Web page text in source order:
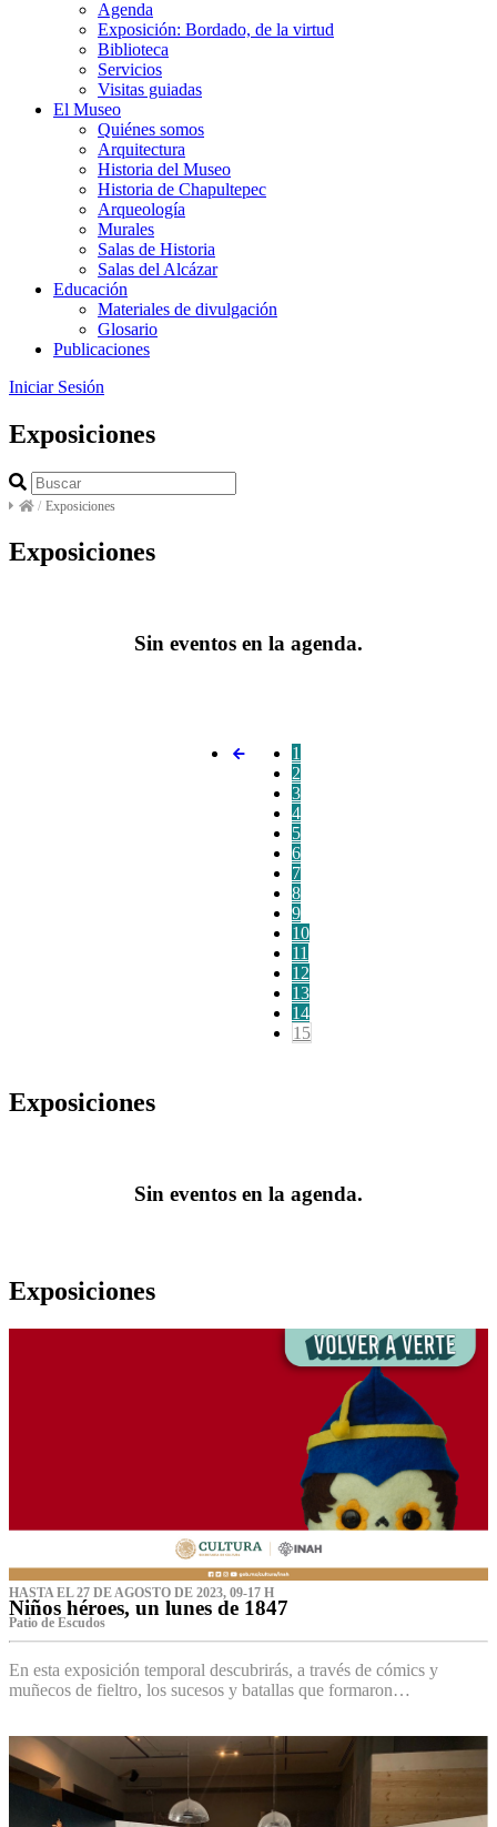
Agenda
Exposición: Bordado, de la virtud
Biblioteca
Servicios
Visitas guiadas
El Museo
Quiénes somos
Arquitectura
Historia del Museo
Historia de Chapultepec
Arqueología
Murales
Salas de Historia
Salas del Alcázar
Educación
Materiales de divulgación
Glosario
Publicaciones
Iniciar Sesión
Exposiciones
/ Exposiciones
Exposiciones
Sin eventos en la agenda.
1
2
3
4
5
6
7
8
9
10
11
12
13
14
15
Exposiciones
Sin eventos en la agenda.
Exposiciones
HASTA EL 27 DE AGOSTO DE 2023, 09-17 H
Niños héroes, un lunes de 1847
Patio de Escudos
En esta exposición temporal descubrirás, a través de cómics y
muñecos de fieltro, los sucesos y batallas que formaron…